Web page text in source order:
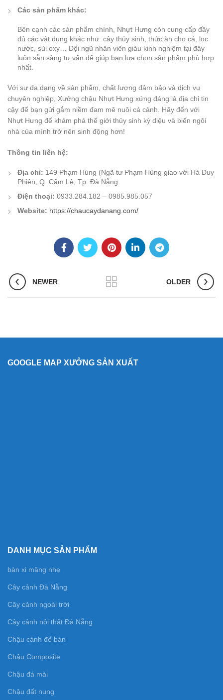
Các sản phẩm khác:
Bên cạnh các sản phẩm chính, Nhựt Hưng còn cung cấp đầy
đủ các vật dụng khác như: cây thủy sinh, thức ăn cho cá, lọc
nước, sủi oxy… Đội ngũ nhân viên giàu kinh nghiệm tại đây
luôn sẵn sàng tư vấn để giúp bạn lựa chọn sản phẩm phù hợp
nhất.
Với sự đa dạng về sản phẩm, chất lượng đảm bảo và dịch vụ
chuyên nghiệp, Xưởng chậu Nhựt Hưng xứng đáng là địa chỉ tin
cậy để bạn gửi gắm niềm đam mê nuôi cá cảnh. Hãy đến với
Nhựt Hưng để khám phá thế giới thủy sinh kỳ diệu và biến ngôi
nhà của mình trở nên sinh động hơn!
Thông tin liên hệ:
Địa chỉ: 149 Phạm Hùng (Ngã tư Phạm Hùng giao với Hà Duy
Phiên, Q. Cẩm Lệ, Tp. Đà Nẵng
Điện thoại: 0933.284.182 – 0985.985.057
Website: https://chaucaydanang.com/
NEWER OLDER
GOOGLE MAP XƯỞNG SẢN XUẤT
DANH MỤC SẢN PHẨM
bàn xi măng nhẹ
Cây cảnh Đà Nẵng
Cây cảnh ngoài trời
Cây cảnh nội thất Đà Nẵng
Chậu cảnh để bàn
Chậu Composite
Chậu đá mài
Chậu đất nung